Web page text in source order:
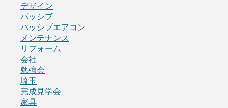
デザイン
パッシブ
パッシブエアコン
メンテナンス
リフォーム
会社
勉強会
埼玉
完成見学会
家具